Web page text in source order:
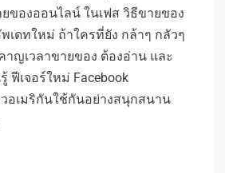
ของออนไลน์ ในเฟส วิธีขายของ
เดทใหม่ ถ้าใครที่ยัง กล้าๆ กลัวๆ
าญเวลาขายของ ต้องอ่าน และ
ฟีเจอร์ใหม่ Facebook
อเมริกันใช้กันอย่างสนุกสนาน